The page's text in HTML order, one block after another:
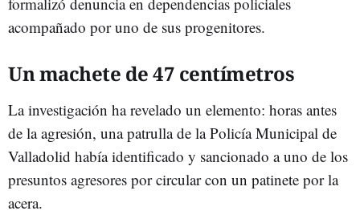
acompañado por uno de sus progenitores.
Un machete de 47 centímetros
La investigación ha revelado un elemento: horas antes
de la agresión, una patrulla de la Policía Municipal de
Valladolid había identificado y sancionado a uno de los
presuntos agresores por circular con un patinete por la
acera.